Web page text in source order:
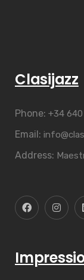
Clasijazz
Phone: +34 640
Email:
Address: